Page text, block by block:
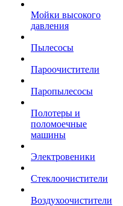
Мойки высокого
давления
Пылесосы
Пароочистители
Паропылесосы
Полотеры и
поломоечные
машины
Электровеники
Стеклоочистители
Воздухоочистители